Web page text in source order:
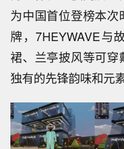
为中国首位登榜本
牌，7HEYWAVE与
裙、兰亭披风等可
独有的先锋韵味和元